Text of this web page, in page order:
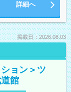
詳細へ
掲載日：2026.08.03
ョン＞ツ
館